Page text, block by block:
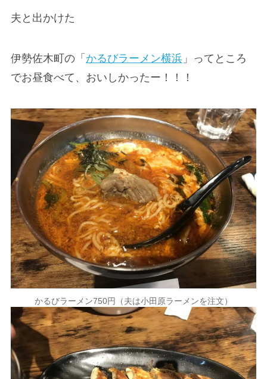
夫と出かけた
伊勢佐木町の「 かるびラーメン横浜」ってところ
でお昼食べて、おいしかったー！！！
かるびラーメン750円（夫は小田原ラーメンを注文）